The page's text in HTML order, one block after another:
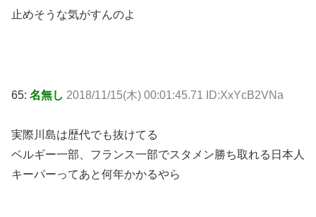
止めそうな気がすんのよ
65: 名無し 2018/11/15(木) 00:01:45.71 ID:XxYcB2VNa
実際川島は歴代でも抜けてる
ベルギー一部、フランス一部でスタメン勝ち取れる日本人
キーパーってあと何年かかるやら